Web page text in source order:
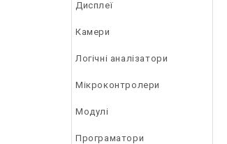
Дисплеї
Камери
Логічні аналізатори
Мікроконтролери
Модулі
Програматори